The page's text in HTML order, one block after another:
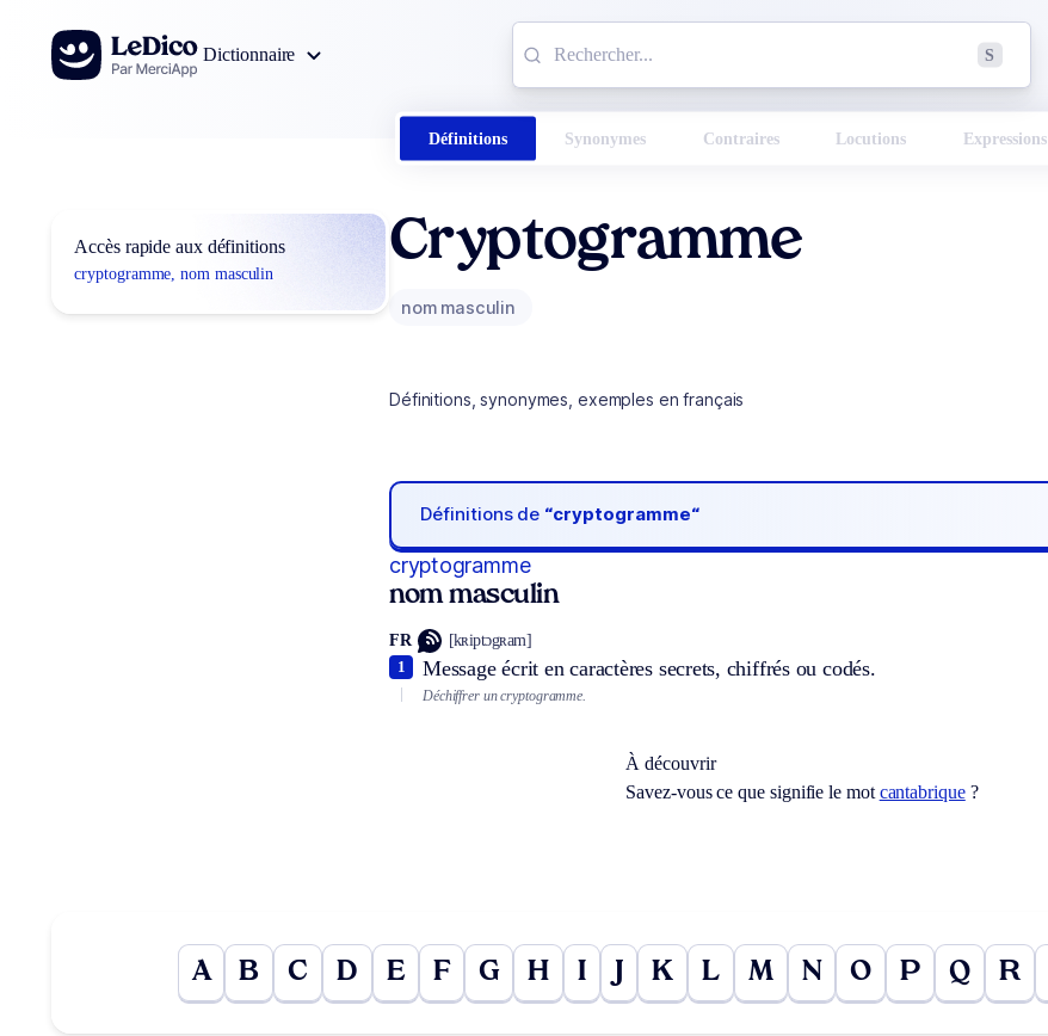
Aller au contenu
Dictionnaire
S
Définitions Synonymes Contraires Locutions Expressions
Accès rapide aux définitions
cryptogramme, nom masculin
Cryptogramme
nom masculin
Définitions, synonymes, exemples en français
Définitions de “cryptogramme“
cryptogramme
nom masculin
FR [kʀiptɔgʀam]
Message écrit en caractères secrets, chiffrés ou codés.
1
Déchiffrer un cryptogramme.
À découvrir
Savez-vous ce que signifie le mot cantabrique?
A B C D E F G H I J K L M N O P Q R